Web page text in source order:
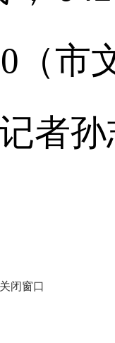
（市
孙
关闭窗口